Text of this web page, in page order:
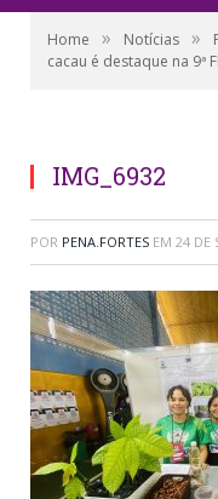
Home » Notícias »
cacau é destaque na 9ª
IMG_6932
POR PENA.FORTES EM 24 DE